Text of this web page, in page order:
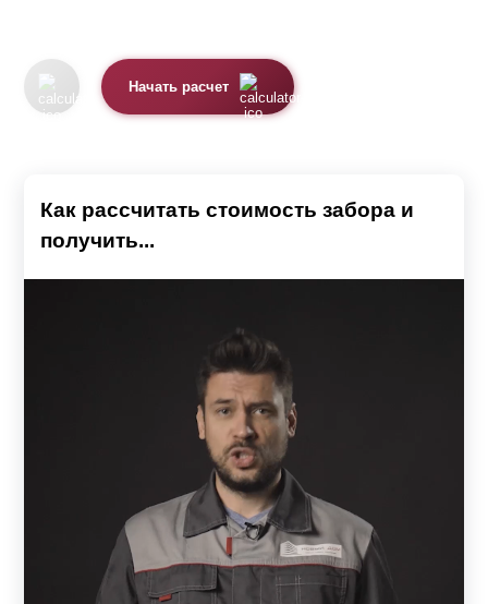
Начать расчет
Как рассчитать стоимость забора и
получить...